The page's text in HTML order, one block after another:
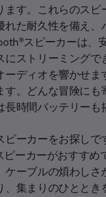
す。これらのス
た耐久性を備え
スピーカーは
ストリーミングで
ディオを響かせ
。どんな冒険に
時間バッテリーも
ーカーをお探しで
ピーカーがおすす
ケーブルの煩わし
集まりのひとと